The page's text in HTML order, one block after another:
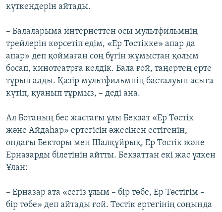
күткендерін айтады.
– Балаларыма интернеттен осы мультфильмнің
трейлерін көрсетіп едім, «Ер Төстікке» апар да
апар» деп қоймаған соң бүгін жұмыстан қолым
босап, кинотеатрға келдік. Бала ғой, таңертең ерте
тұрып алды. Қазір мультфильмнің басталуын асыға
күтіп, қуанып тұрмыз, – деді ана.
Ал Ботаның бес жастағы ұлы Бекзат «Ер Төстік
және Айдаһар» ертегісін әжесінен естігенін,
ондағы Бекторы мен Шалқұйрық, Ер Төстік және
Ерназарды білетінін айтты. Бекзаттан екі жас үлкен
Ұлан:
– Ерназар ата «сегіз ұлым – бір төбе, Ер Төстігім –
бір төбе» деп айтады ғой. Төстік ертегінің соңында